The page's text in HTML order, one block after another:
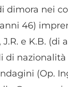
dimora nei
46)
e K.B. (di
di nazionalità
(Op.